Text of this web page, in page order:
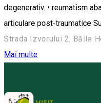
degenerativ. • reumatism
articulare post-traumatice
Strada Izvorului 2, Băile
Mai multe